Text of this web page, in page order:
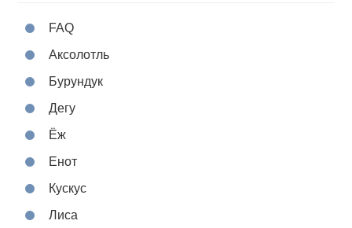
FAQ
Аксолотль
Бурундук
Дегу
Ёж
Енот
Кускус
Лиса